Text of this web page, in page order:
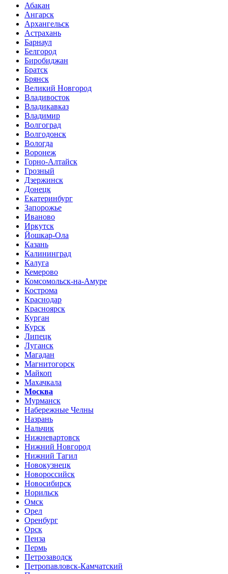
Абакан
Ангарск
Архангельск
Астрахань
Барнаул
Белгород
Биробиджан
Братск
Брянск
Великий Новгород
Владивосток
Владикавказ
Владимир
Волгоград
Волгодонск
Вологда
Воронеж
Горно-Алтайск
Грозный
Дзержинск
Донецк
Екатеринбург
Запорожье
Иваново
Иркутск
Йошкар-Ола
Казань
Калининград
Калуга
Кемерово
Комсомольск-на-Амуре
Кострома
Краснодар
Красноярск
Курган
Курск
Липецк
Луганск
Магадан
Магнитогорск
Майкоп
Махачкала
Москва
Мурманск
Набережные Челны
Назрань
Нальчик
Нижневартовск
Нижний Новгород
Нижний Тагил
Новокузнецк
Новороссийск
Новосибирск
Норильск
Омск
Орел
Оренбург
Орск
Пенза
Пермь
Петрозаводск
Петропавловск-Камчатский